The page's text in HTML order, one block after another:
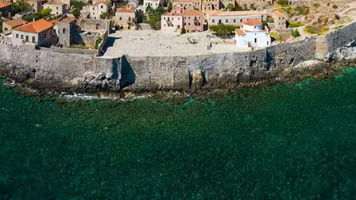
Λουίζα - Διαμέρισμα Δύο
Υπνοδωματίων
4 άτομα
Δείτε τα Αξιοθέατα
Τια να Κάνετε στο Τολό
Κοντινές Παραλίες
Μουσεία Κοντά στο Τολό
Επικοινωνία
GR